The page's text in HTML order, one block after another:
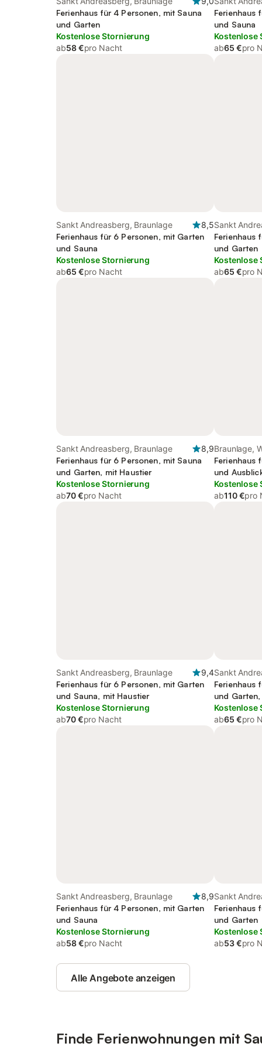
Ferienhaus für 4 Personen, mit Sauna
und Garten
Kostenlose Stornierung
ab58 €pro Nacht
Ferienhaus
und Sauna
Kostenlose
ab65 €pro
Sankt Andreasberg, Braunlage
8,5
Ferienhaus für 6 Personen, mit Garten
und Sauna
Kostenlose Stornierung
ab65 €pro Nacht
Sankt
Ferienhaus
und Garten
Kostenlose
ab65 €pro
Sankt Andreasberg, Braunlage
8,9
Ferienhaus für 6 Personen, mit Sauna
und Garten, mit Haustier
Kostenlose Stornierung
ab70 €pro Nacht
Braunlage,
Ferienhaus
und
Kostenlose
ab110 €pro
Sankt Andreasberg, Braunlage
9,4
Ferienhaus für 6 Personen, mit Garten
und Sauna, mit Haustier
Kostenlose Stornierung
ab70 €pro Nacht
Sankt
Ferienhaus
und
Kostenlose
ab65 €pro
Sankt Andreasberg, Braunlage
8,9
Ferienhaus für 4 Personen, mit Garten
und Sauna
Kostenlose Stornierung
ab58 €pro Nacht
Sankt
Ferienhaus
und Garten
Kostenlose
ab53 €pro
Alle Angebote anzeigen
Finde Ferienwohnungen mit